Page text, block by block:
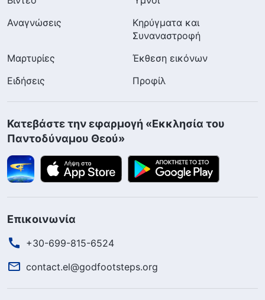
Αναγνώσεις
Κηρύγματα και
Συναναστροφή
Μαρτυρίες
Έκθεση εικόνων
Ειδήσεις
Προφίλ
Κατεβάστε την εφαρμογή «Εκκλησία του
Παντοδύναμου Θεού»
Επικοινωνία
+30-699-815-6524
contact.el@godfootsteps.org